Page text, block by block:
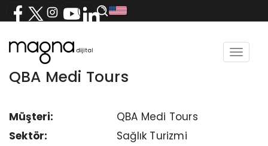
Toggle
QBA Medi Tours
Müşteri:
QBA Medi Tours
Sektör:
Sağlık Turizmi